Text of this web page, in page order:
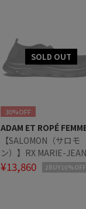
30%OFF
ADAM ET ROPÉ
【SALOMON（サロモ
ン）】RX MARIE-
¥13,860 2BUY10%OFF